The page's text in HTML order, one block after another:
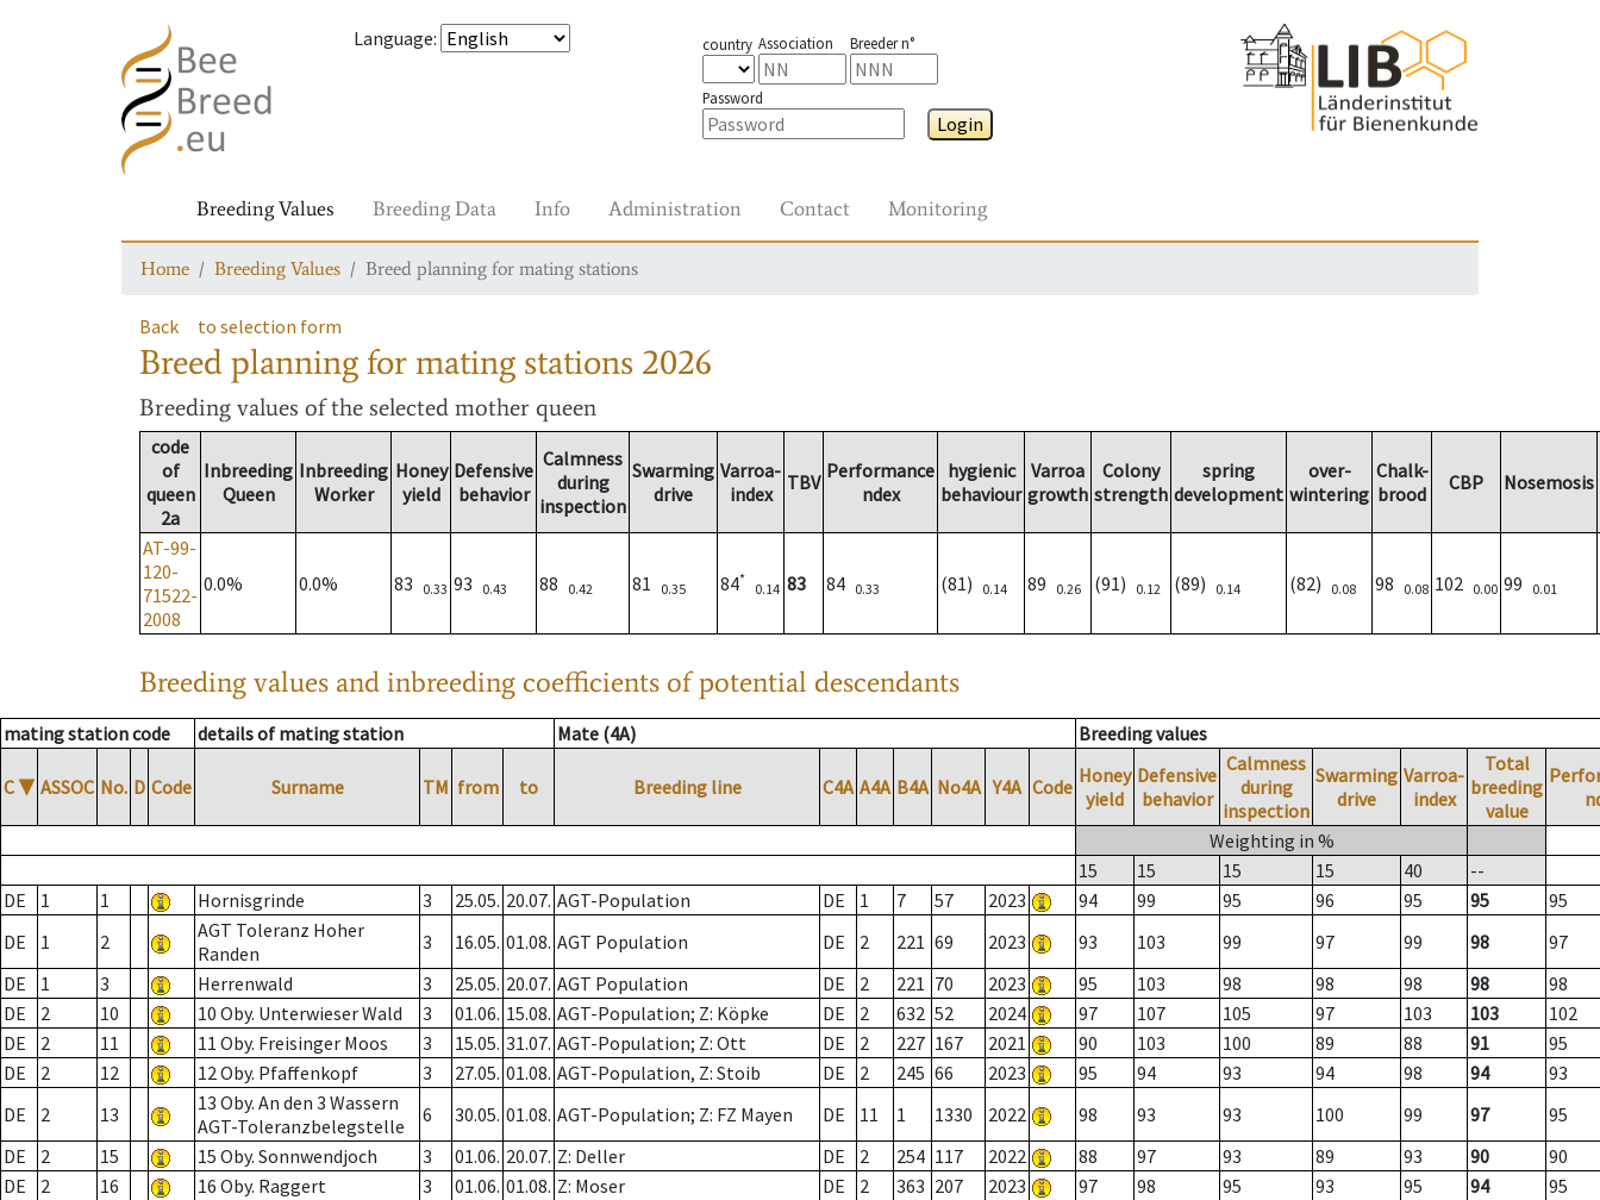
Language: country Association Breeder n°
Password
Login
Breeding Values Breeding Data Info Administration Contact Monitoring
Home Breeding Values Breed planning for mating stations
Back to selection form
Breed planning for mating stations 2026
Breeding values of the selected mother queen
code
of
queen
2a
Inbreeding
Queen
Inbreeding
Worker
Honey
yield
Defensive
behavior
Calmness
during
inspection
Swarming
drive
Varroa-
index
TBV Performance
ndex
hygienic
behaviour
Varroa
growth
Colony
strength
spring
development
over-
wintering
Chalk-
brood
CBP Nosemosis
AT-99-
120-
71522-
2008
0.0% 0.0% 83 0.33 93 0.43 88 0.42 81 0.35 84*
0.14 83 84 0.33 (81) 0.14 89 0.26 (91) 0.12 (89) 0.14 (82) 0.08 98 0.08 102 0.00 99 0.01
Breeding values and inbreeding coefficients of potential descendants
mating station code details of mating station Mate (4A) Breeding values
C ▼ ASSOC No. D Code Surname TM from to Breeding line C4A A4A B4A No4A Y4A Code Honey
yield
Defensive
behavior
Calmness
during
inspection
Swarming
drive
Varroa-
index
Total
breeding
value
Weighting in %
15
15 15 15 40
--
DE
1 1 Hornisgrinde 3 25.05. 20.07. AGT-Population DE 1 7 57 2023 94 99 95 96 95 95
95
DE
1 2
AGT Toleranz Hoher
Randen
3 16.05. 01.08. AGT Population DE 2 221 69 2023 93 103 99 97 99 98
97
DE
1 3 Herrenwald 3 25.05. 20.07. AGT Population DE 2 221 70 2023 95 103 98 98 98 98
98
DE
2 10 10 Oby. Unterwieser Wald 3 01.06. 15.08. AGT-Population; Z: Köpke DE 2 632 52 2024 97 107 105 97 103 103
102
DE
2 11 11 Oby. Freisinger Moos 3 15.05. 31.07. AGT-Population; Z: Ott DE 2 227 167 2021 90 103 100 89 88 91
95
DE
2 12 12 Oby. Pfaffenkopf 3 27.05. 01.08. AGT-Population, Z: Stoib DE 2 245 66 2023 95 94 93 94 98 94
93
DE
2 13
13 Oby. An den 3 Wassern
AGT-Toleranzbelegstelle
6 30.05. 01.08. AGT-Population; Z: FZ Mayen DE 11 1 1330 2022 98 93 93 100 99 97
95
DE
2 15 15 Oby. Sonnwendjoch 3 01.06. 20.07. Z: Deller DE 2 254 117 2022 88 97 93 89 93 90
90
DE
2 16 16 Oby. Raggert 3 01.06. 01.08. Z: Moser DE 2 363 207 2023 97 98 95 93 95 94
95